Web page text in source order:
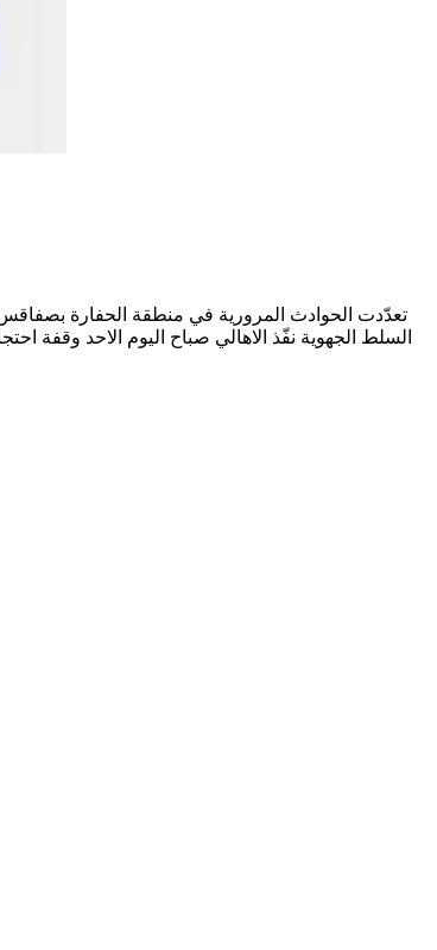
تعدّدت الحوادث المرورية في منطقة الحفارة بصفاقس
السلط الجهوية نفّذ الاهالي صباح اليوم الاحد وقفة